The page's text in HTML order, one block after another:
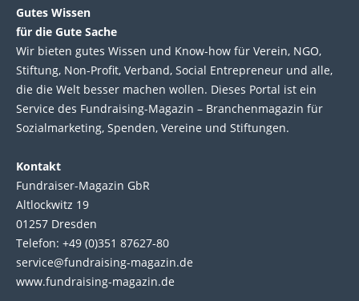
Gutes Wissen
für die Gute Sache
Wir bie­ten gutes Wis­sen und Know-how für Ver­ein, NGO,
Stif­tung, Non-Profit, Ver­band, Social Entre­pre­neur und alle,
die die Welt bes­ser machen wol­len. Die­ses Por­tal ist ein
Service des Fund­raising-Magazin – Bran­chen­magazin für
Sozial­marke­ting, Spen­den, Ver­eine und Stif­tun­gen.
Kontakt
Fundraiser-Magazin GbR
Altlockwitz 19
01257 Dresden
Telefon: +49 (0)351 87627-80
service@fundraising-magazin.de
www.fundraising-magazin.de